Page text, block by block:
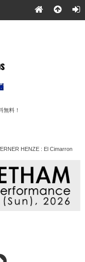
無料！
HENZE : El Cimarron